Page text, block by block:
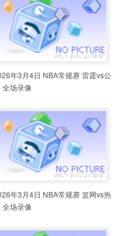
年3月4日 NBA常规赛 雷霆vs公
全场录像
年3月4日 NBA常规赛 篮网vs热
全场录像